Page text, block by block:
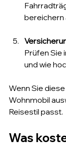
bereichern
Prüfen Sie
und wie
Wenn Sie
Wohnmobil
Reisestil passt.
Was